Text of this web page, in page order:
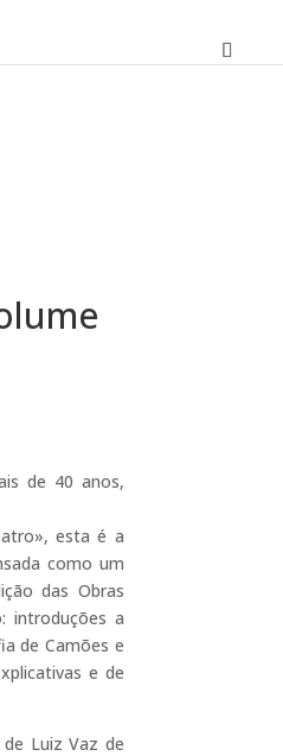
de 40 anos,
esta é a
como um
das Obras
introduções a
de Camões e
e de
Luiz Vaz de